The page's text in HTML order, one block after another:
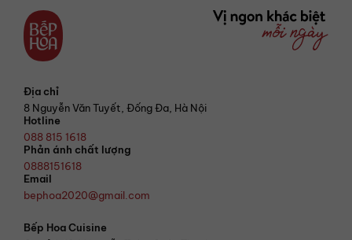
Địa chỉ
8 Nguyễn Văn Tuyết, Đống Đa, Hà Nội
Hotline
088 815 1618
Phản ánh chất lượng
0888151618
Email
bephoa2020@gmail.com
Bếp Hoa Cuisine